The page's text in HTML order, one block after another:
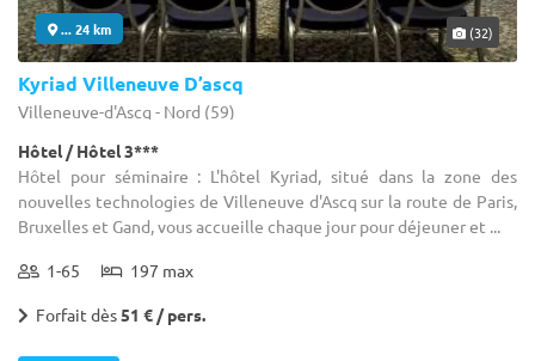
... 24 km (32)
Kyriad Villeneuve D’ascq
Villeneuve-d'Ascq - Nord (59)
Hôtel / Hôtel 3***
Hôtel pour séminaire : L'hôtel Kyriad, situé dans la zone des
nouvelles technologies de Villeneuve d'Ascq sur la route de Paris,
Bruxelles et Gand, vous accueille chaque jour pour déjeuner et ...
1-65 197 max
Forfait dès51 € / pers.